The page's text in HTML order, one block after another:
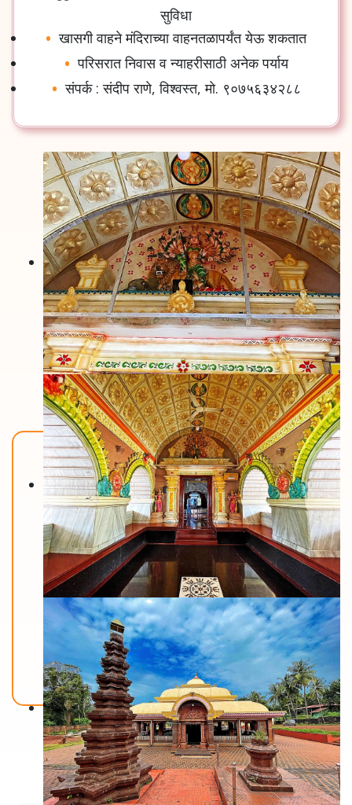
सुविधा
खासगी वाहने मंदिराच्या वाहनतळापर्यंत येऊ शकतात
परिसरात निवास व न्याहरीसाठी अनेक पर्याय
संपर्क:संदीप राणे,विश्वस्त,मो. ९०७५६३४२८८
Back To Home
मंदिरे